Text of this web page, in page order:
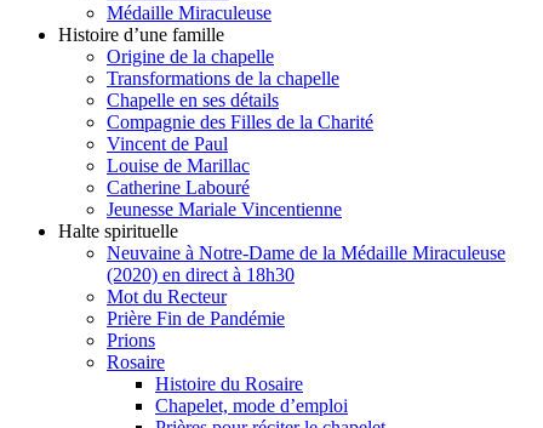
Médaille Miraculeuse
Histoire d’une famille
Origine de la chapelle
Transformations de la chapelle
Chapelle en ses détails
Compagnie des Filles de la Charité
Vincent de Paul
Louise de Marillac
Catherine Labouré
Jeunesse Mariale Vincentienne
Halte spirituelle
Neuvaine à Notre-Dame de la Médaille Miraculeuse
(2020) en direct à 18h30
Mot du Recteur
Prière Fin de Pandémie
Prions
Rosaire
Histoire du Rosaire
Chapelet, mode d’emploi